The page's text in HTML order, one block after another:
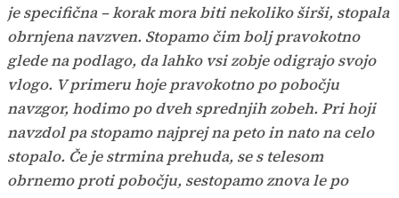
je specifična – korak mora biti nekoliko širši, stopala
obrnjena navzven. Stopamo čim bolj pravokotno
glede na podlago, da lahko vsi zobje odigrajo svojo
vlogo. V primeru hoje pravokotno po pobočju
navzgor, hodimo po dveh sprednjih zobeh. Pri hoji
navzdol pa stopamo najprej na peto in nato na celo
stopalo. Če je strmina prehuda, se s telesom
obrnemo proti pobočju, sestopamo znova le po